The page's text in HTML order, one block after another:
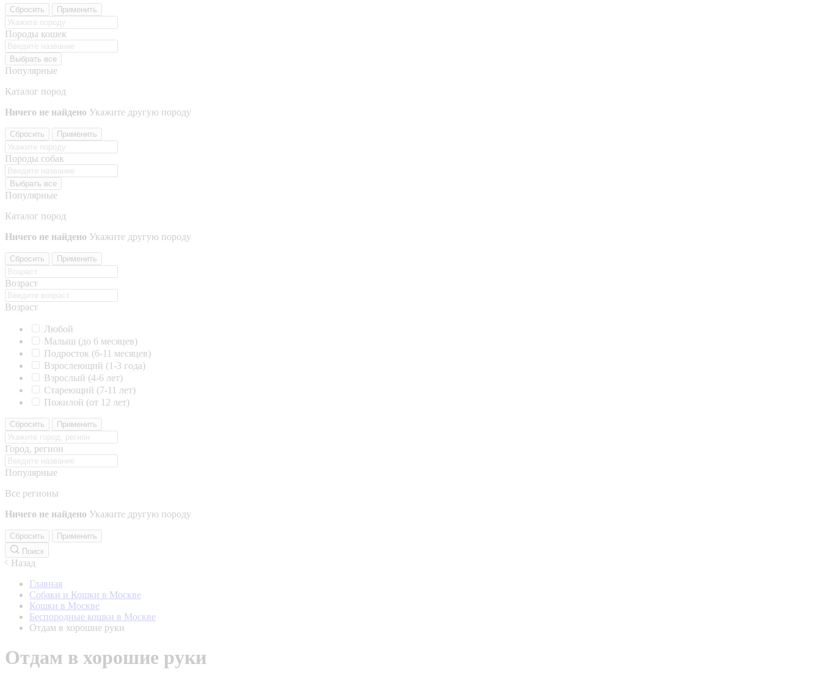
Сбросить Применить
Породы кошек
Выбрать все
Популярные
Каталог пород
Ничего не найдено Укажите другую породу
Сбросить Применить
Породы собак
Выбрать все
Популярные
Каталог пород
Ничего не найдено Укажите другую породу
Сбросить Применить
Возраст
Возраст
Любой
Малыш (до 6 месяцев)
Подросток (6-11 месяцев)
Взрослеющий (1-3 года)
Взрослый (4-6 лет)
Стареющий (7-11 лет)
Пожилой (от 12 лет)
Сбросить Применить
Город, регион
Популярные
Все регионы
Ничего не найдено Укажите другую породу
Сбросить
Применить
Поиск
Назад
Главная
Собаки и Кошки в Москве
Кошки в Москве
Беспородные кошки в Москве
Отдам в хорошие руки
Отдам в хорошие руки